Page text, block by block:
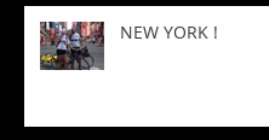
NEW YORK !